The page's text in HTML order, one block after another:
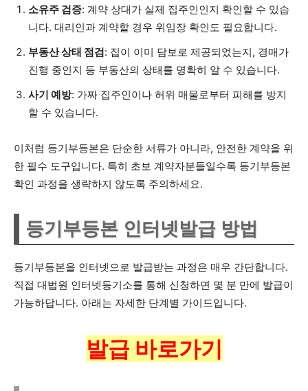
소유주 검증: 계약 상대가 실제 집주인인지 확인할 수 있습
니다. 대리인과 계약할 경우 위임장 확인도 필요합니다.
부동산 상태 점검: 집이 이미 담보로 제공되었는지, 경매가
진행 중인지 등 부동산의 상태를 명확히 알 수 있습니다.
사기 예방: 가짜 집주인이나 허위 매물로부터 피해를 방지
할 수 있습니다.
이처럼 등기부등본은 단순한 서류가 아니라, 안전한 계약을 위
한 필수 도구입니다. 특히 초보 계약자분들일수록 등기부등본
확인 과정을 생략하지 않도록 주의하세요.
등기부등본 인터넷발급 방법
등기부등본을 인터넷으로 발급받는 과정은 매우 간단합니다.
직접 대법원 인터넷등기소를 통해 신청하면 몇 분 만에 발급이
가능하답니다. 아래는 자세한 단계별 가이드입니다.
발급 바로가기